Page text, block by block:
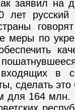
заявил на
русский
меры по
входящих
сделать
для 164